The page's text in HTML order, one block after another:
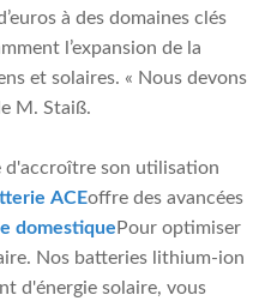
à des domaines clés
l’expansion de la
et solaires. « Nous devons
M. Staiß.
d'accroître son utilisation
ACEoffre des avancées
domestique Pour optimiser
Nos batteries lithium-ion
d'énergie solaire, vous